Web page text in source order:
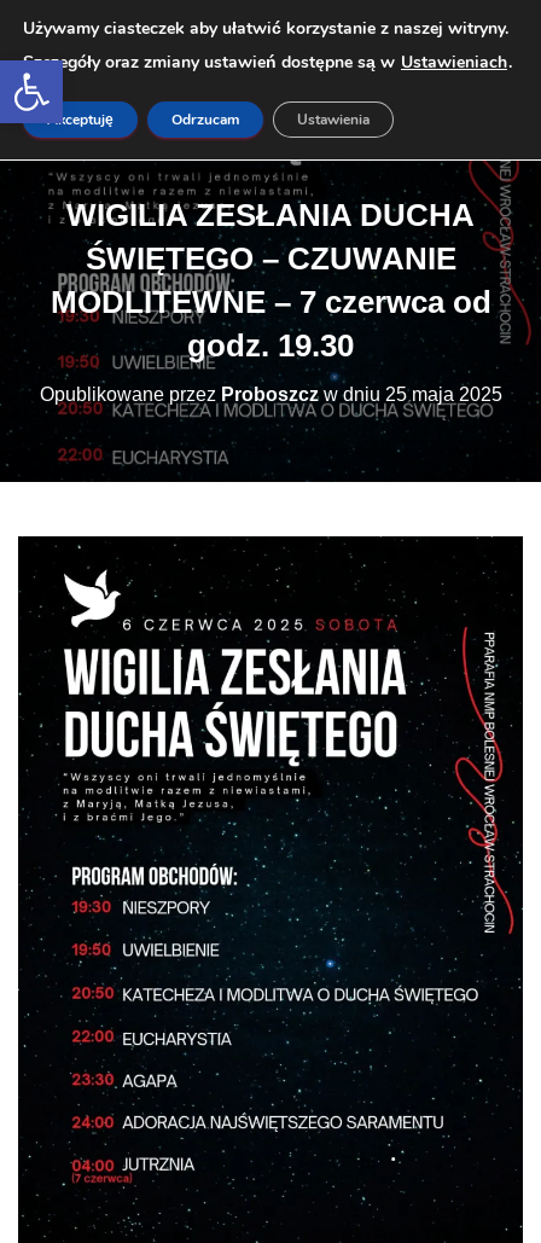
Open toolbar
WIGILIA ZESŁANIA DUCHA
ŚWIĘTEGO – CZUWANIE
MODLITEWNE – 7 czerwca od
godz. 19.30
Opublikowane przez Proboszczw dniu 25 maja 2025
Używamy ciasteczek aby ułatwić korzystanie z naszej witryny.
Szczegóły oraz zmiany ustawień dostępne są w Ustawieniach.
Akceptuję Odrzucam Ustawienia